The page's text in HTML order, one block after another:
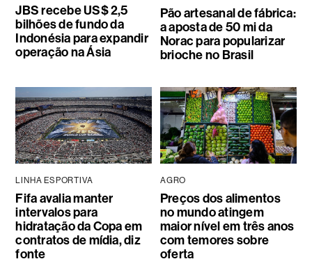
JBS recebe US$ 2,5
bilhões de fundo da
Indonésia para expandir
operação na Ásia
Pão artesanal de fábrica:
a aposta de 50 mi da
Norac para popularizar
brioche no Brasil
LINHA ESPORTIVA
Fifa avalia manter
intervalos para
hidratação da Copa em
contratos de mídia, diz
fonte
AGRO
Preços dos alimentos
no mundo atingem
maior nível em três anos
com temores sobre
oferta